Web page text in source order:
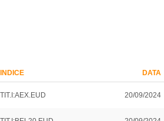
INDICE DATA
TIT.I:AEX.EUD 20/09/2024